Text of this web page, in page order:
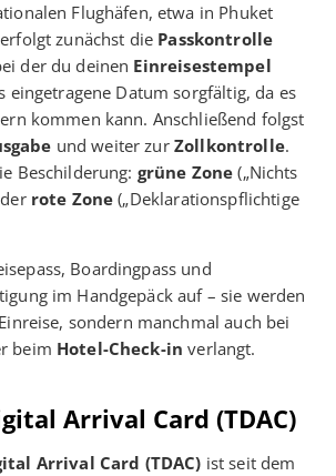
Flughäfen, etwa in Phuket
zunächst die Passkontrolle
der du deinen Einreisestempel
eingetragene Datum sorgfältig, da es
kommen kann. Anschließend folgst
und weiter zur Zollkontrolle.
Beschilderung: grüne Zone („Nichts
rote Zone („Deklarationspflichtige
Boardingpass und
im Handgepäck auf – sie werden
sondern manchmal auch bei
beim Hotel-Check-in verlangt.
Arrival Card (TDAC)
Arrival Card (TDAC) ist seit dem